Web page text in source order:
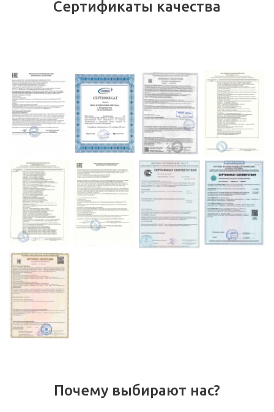
Сертификаты качества
Почему выбирают нас?